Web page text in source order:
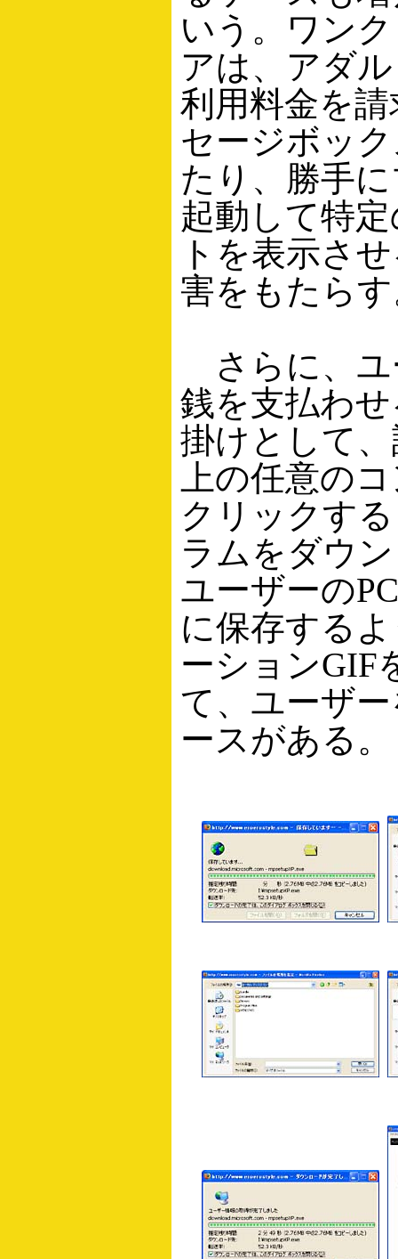
いう。ワン
アは、アダ
利用料金を
セージボッ
たり、勝手
起動して特
トを表示さ
害をもたら
さらに、ユ
銭を支払わ
掛けとして
上の任意の
クリックす
ラムをダウ
ユーザーの
に保存する
ーションGIF
て、ユーザ
ースがある。